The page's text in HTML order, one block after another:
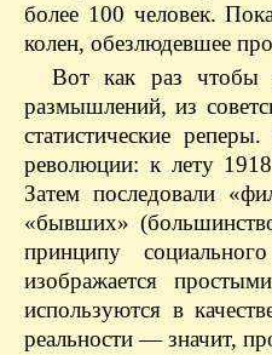
более 100 человек.
колен, обезлюдевшее
Вот как раз чтобы
размышлений, из
статистические
революции: к лету
Затем последовали
«бывших»
принципу
изображается
используются в
реальности — значит,